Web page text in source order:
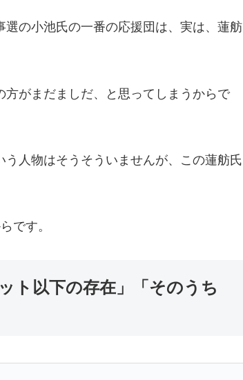
の小池氏の一番の応援団は、実は、蓮舫
がまだましだ、と思ってしまうからで
人物はそうそういませんが、この蓮舫氏
です。
ト以下の存在」「そのうち